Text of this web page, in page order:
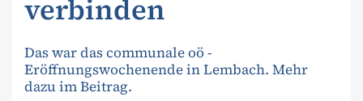
verbinden
Das war das communale oö -
Eröffnungswochenende in Lembach. Mehr
dazu im Beitrag.